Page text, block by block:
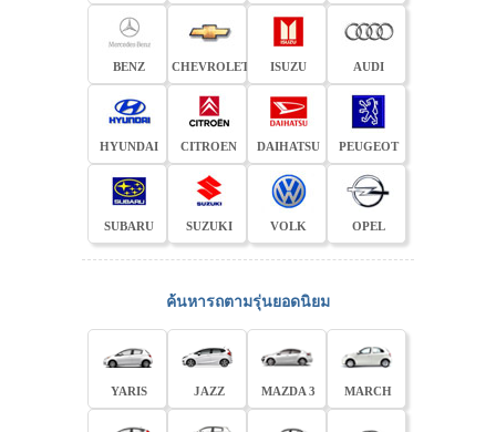
BENZ CHEVROLET ISUZU AUDI
HYUNDAI CITROEN DAIHATSU PEUGEOT
SUBARU SUZUKI VOLK OPEL
ค้นหารถตามรุ่นยอดนิยม
YARIS JAZZ MAZDA 3 MARCH